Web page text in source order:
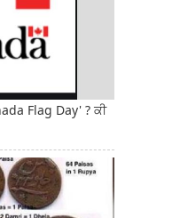
Flag Day' ? ਕੀ